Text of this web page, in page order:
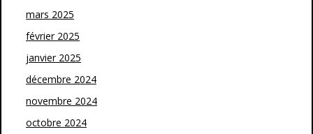
mars 2025
février 2025
janvier 2025
décembre 2024
novembre 2024
octobre 2024